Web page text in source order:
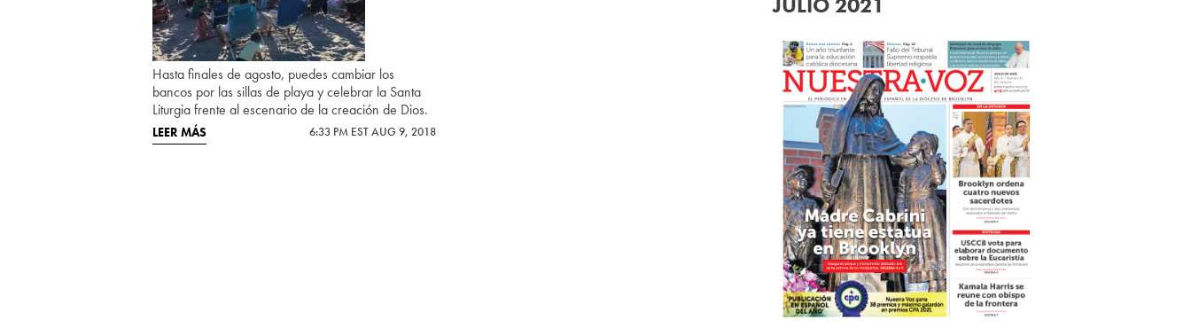
Hasta finales de agosto, puedes cambiar los
bancos por las sillas de playa y celebrar la Santa
Liturgia frente al escenario de la creación de Dios.
LEER MÁS 6:33 PM EST AUG 9, 2018